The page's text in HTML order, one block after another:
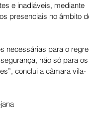
e inadiáveis, mediante
presenciais no âmbito
necessárias para o
não só para os
conclui a câmara vila-